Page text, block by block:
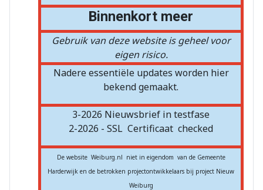
Binnenkort meer
Gebruik van deze website is geheel voor
eigen risico.
Nadere essentiële updates worden hier
bekend gemaakt.
3-2026 Nieuwsbrief in testfase
2-2026 - SSL Certificaat checked
De website Weiburg.nl niet in eigendom van de Gemeente
Harderwijk en de betrokken projectontwikkelaars bij project Nieuw
Weiburg